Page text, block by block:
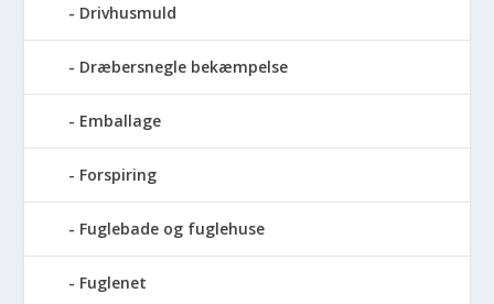
Drivhusmuld
Dræbersnegle bekæmpelse
Emballage
Forspiring
Fuglebade og fuglehuse
Fuglenet